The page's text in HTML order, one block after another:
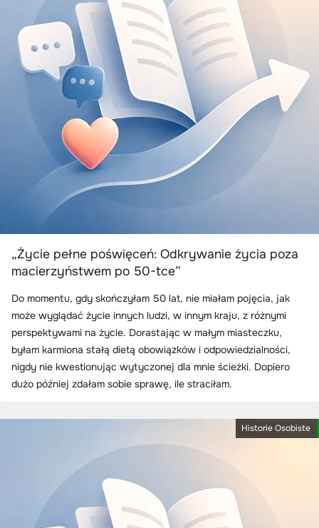
„Życie pełne poświęceń: Odkrywanie życia poza
macierzyństwem po 50-tce”
Do momentu, gdy skończyłam 50 lat, nie miałam pojęcia, jak
może wyglądać życie innych ludzi, w innym kraju, z różnymi
perspektywami na życie. Dorastając w małym miasteczku,
byłam karmiona stałą dietą obowiązków i odpowiedzialności,
nigdy nie kwestionując wytyczonej dla mnie ścieżki. Dopiero
dużo później zdałam sobie sprawę, ile straciłam.
Historie Osobiste